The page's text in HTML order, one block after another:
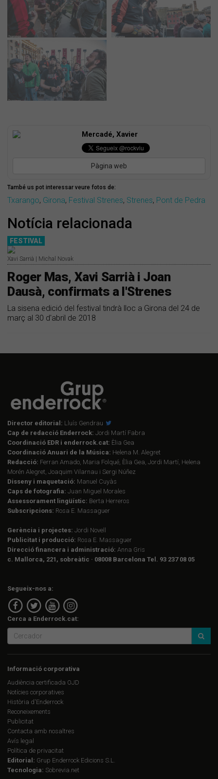
Mercadé, Xavier
Pàgina web
També us pot interessar veure fotos de:
Txarango, Girona, Festival Strenes, Strenes, Pont de Pedra
Notícia relacionada
FESTIVAL
Xavi Sarrià | Michal Novak
Roger Mas, Xavi Sarrià i Joan
Dausà, confirmats a l'Strenes
La sisena edició del festival tindrà lloc a Girona del 24 de
març al 30 d'abril de 2018
Director editorial: Lluís Gendrau
Cap de redacció Enderrock: Jordi Martí Fabra
Coordinació EDR i enderrock.cat: Èlia Gea
Coordinació Anuari de la Música: Helena M. Alegret
Redacció: Ferran Amado, Maria Folqué, Èlia Gea, Jordi Martí, Helena
Morén Alegret, Joaquim Vilarnau i Sergi Núñez
Disseny i maquetació: Manuel Cuyàs
Caps de fotografia: Juan Miguel Morales
Assessorament lingüístic: Berta Herreros
Subscripcions: Rosa E. Massaguer
Gerència i projectes: Jordi Novell
Publicitat i producció: Rosa E. Massaguer
Direcció financera i administració: Anna Gris
c. Mallorca, 221, sobreàtic · 08008 Barcelona Tel. 93 237 08 05
Segueix-nos a:
Cerca a Enderrock.cat:
Informació corporativa
Audiència certificada OJD
Notícies corporatives
Història d'Enderrock
Reconeixements
Publicitat
Contacta amb nosaltres
Avís legal
Política de privacitat
Editorial: Grup Enderrock Edicions S.L.
Tecnologia: Sobrevia.net